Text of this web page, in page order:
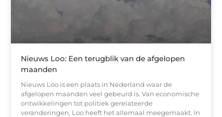
Nieuws Loo: Een terugblik van de afgelopen
maanden
Nieuws Loo is een plaats in Nederland waar de
afgelopen maanden veel gebeurd is. Van economische
ontwikkelingen tot politiek gerelateerde
veranderingen, Loo heeft het allemaal meegemaakt. In